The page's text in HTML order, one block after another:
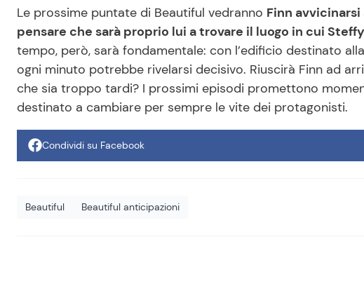
Le prossime puntate di Beautiful vedranno Finn
pensare che sarà proprio lui a trovare il luogo in cui
tempo, però, sarà fondamentale: con l’edificio destinato
ogni minuto potrebbe rivelarsi decisivo. Riuscirà Finn ad
che sia troppo tardi? I prossimi episodi promettono
destinato a cambiare per sempre le vite dei protagonisti.
Condividi su Facebook
Beautiful Beautiful anticipazioni